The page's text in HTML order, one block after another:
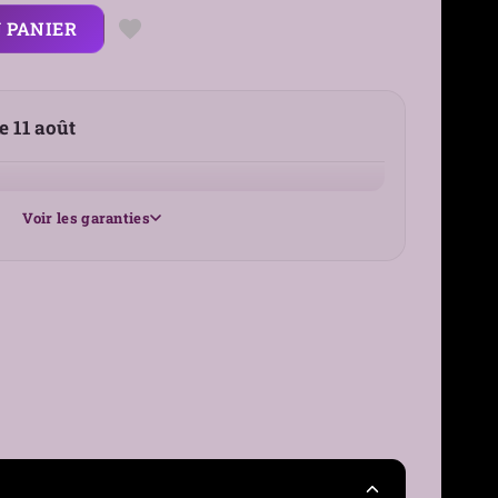
PANIER
11 août
Voir les garanties
›